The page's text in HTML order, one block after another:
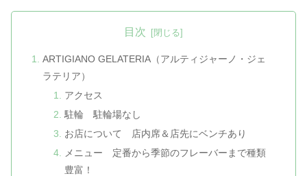
目次
ARTIGIANO GELATERIA（アルティジャーノ・ジェ
ラテリア）
アクセス
駐輪 駐輪場なし
お店について 店内席＆店先にベンチあり
メニュー 定番から季節のフレーバーまで種類
豊富！